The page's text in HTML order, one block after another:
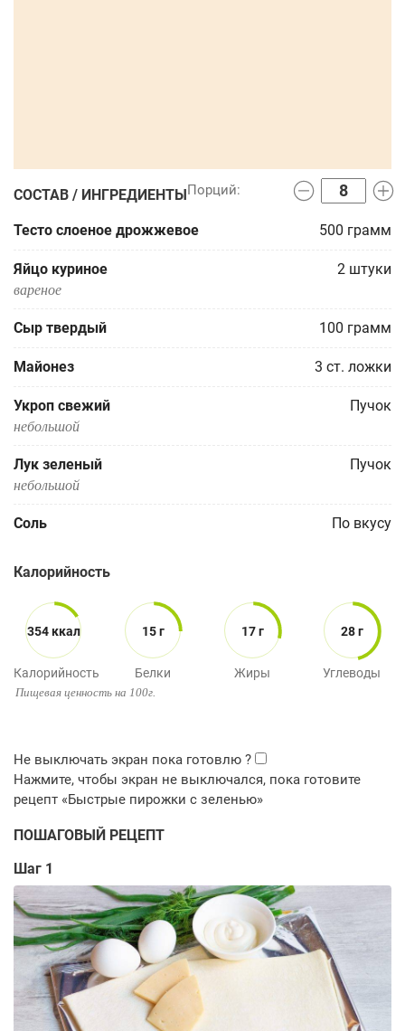
СОСТАВ / ИНГРЕДИЕНТЫ
Тесто слоеное дрожжевое 500 грамм
Яйцо куриное 2 штуки
вареное
Сыр твердый 100 грамм
Майонез 3 ст. ложки
Укроп свежий Пучок
небольшой
Лук зеленый Пучок
небольшой
Соль По вкусу
Калорийность
354 ккал
Калорийность
15 г
Белки
17 г
Жиры
28 г
Углеводы
Пищевая ценность на 100г.
ПОШАГОВЫЙ РЕЦЕПТ
Шаг 1